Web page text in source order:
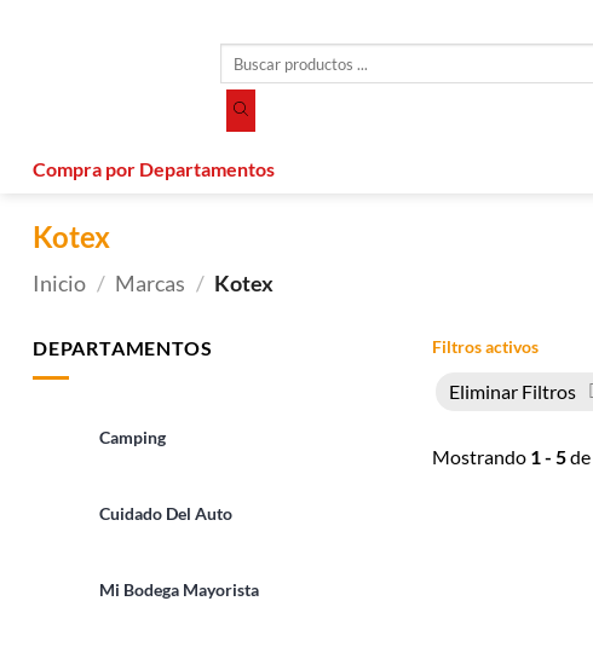
productos
Compra por Departamentos
Kotex
Inicio / Marcas / Kotex
DEPARTAMENTOS
Camping
Cuidado Del Auto
Mi Bodega Mayorista
Filtros activos
Eliminar Filtros
Mostrando 1 - 5de